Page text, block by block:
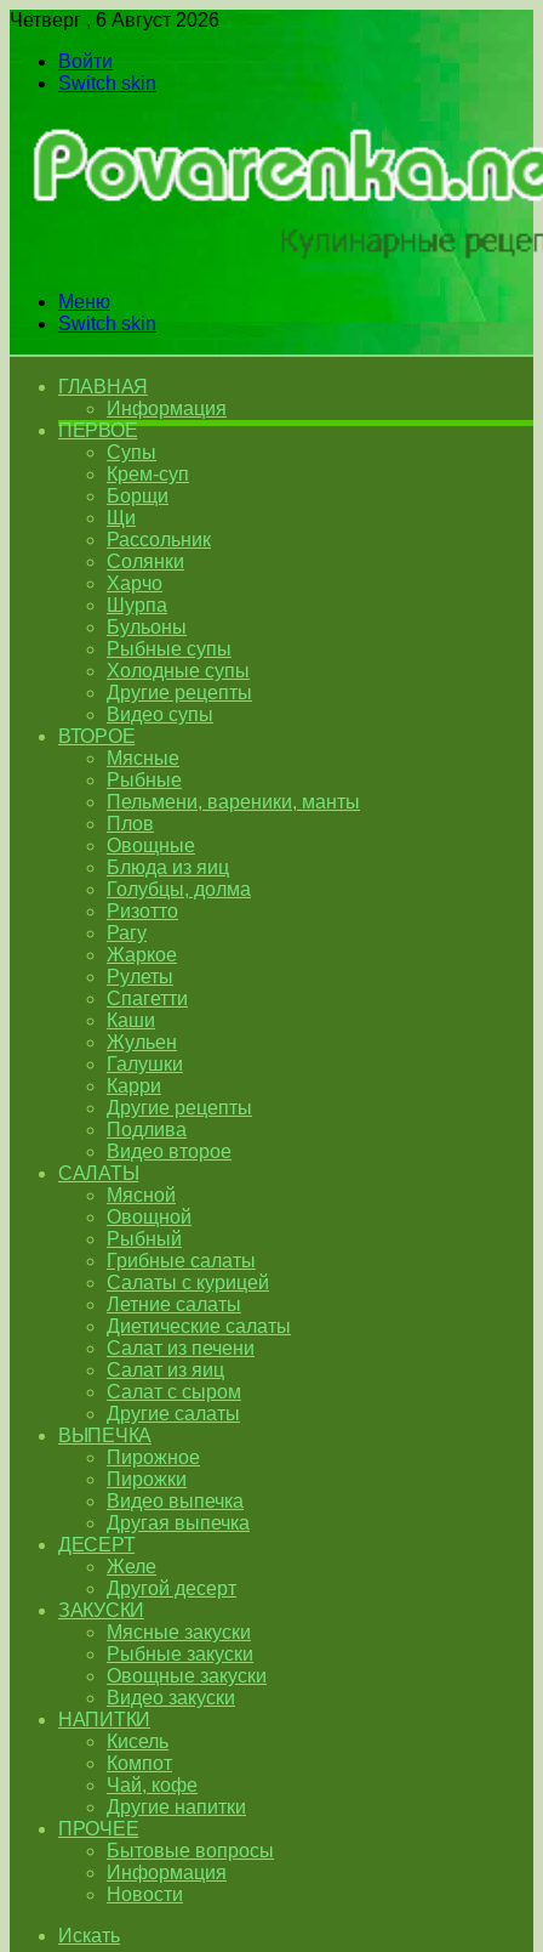
Четверг , 6 Август 2026
Войти
Switch skin
Меню
Switch skin
ГЛАВНАЯ
Информация
ПЕРВОЕ
Супы
Крем-суп
Борщи
Щи
Рассольник
Солянки
Харчо
Шурпа
Бульоны
Рыбные супы
Холодные супы
Другие рецепты
Видео супы
ВТОРОЕ
Мясные
Рыбные
Пельмени, вареники, манты
Плов
Овощные
Блюда из яиц
Голубцы, долма
Ризотто
Рагу
Жаркое
Рулеты
Спагетти
Каши
Жульен
Галушки
Карри
Другие рецепты
Подлива
Видео второе
САЛАТЫ
Мясной
Овощной
Рыбный
Грибные салаты
Салаты с курицей
Летние салаты
Диетические салаты
Салат из печени
Салат из яиц
Салат с сыром
Другие салаты
ВЫПЕЧКА
Пирожное
Пирожки
Видео выпечка
Другая выпечка
ДЕСЕРТ
Желе
Другой десерт
ЗАКУСКИ
Мясные закуски
Рыбные закуски
Овощные закуски
Видео закуски
НАПИТКИ
Кисель
Компот
Чай, кофе
Другие напитки
ПРОЧЕЕ
Бытовые вопросы
Информация
Новости
Искать